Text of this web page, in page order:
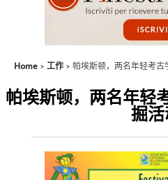
Home 工作 帕埃斯顿，两名年轻考
帕埃斯顿，两名年轻
掘